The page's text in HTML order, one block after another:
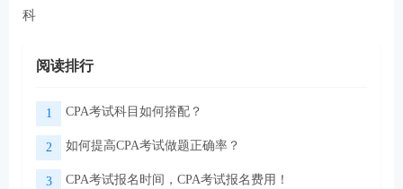
科
阅读排行
1 CPA考试科目如何搭配？
2 如何提高CPA考试做题正确率？
3 CPA考试报名时间，CPA考试报名费用！